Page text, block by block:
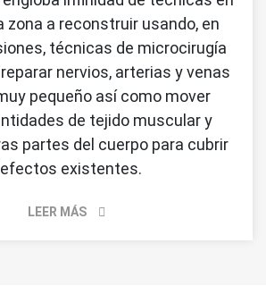
zona a reconstruir usando, en
técnicas de microcirugía
nervios, arterias y venas
pequeño así como mover
de tejido muscular y
partes del cuerpo para cubrir
existentes.
LEER MÁS